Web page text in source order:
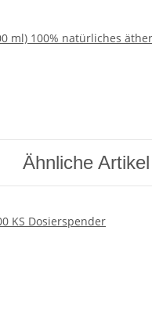
ml) 100% natürliches
Ähnliche Artikel